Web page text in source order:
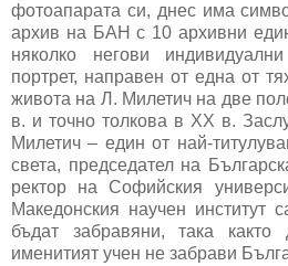
фотоапарата си, днес има
архив на БАН с 10 архивни
няколко негови
портрет, направен от една от
живота на Л. Милетич на две
в. и точно толкова в XX в.
Милетич – един от най-
света, председател на
ректор на Софийския
Македонския научен институт
бъдат забравяни, така
именитият учен не забрави